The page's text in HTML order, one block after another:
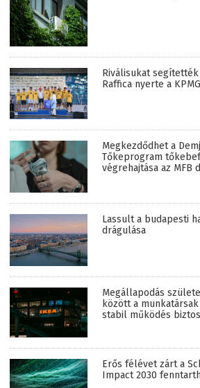
Riválisukat segítették
Raffica nyerte a
Megkezdődhet a
Tőkeprogram
végrehajtása az MFB
Lassult a budapesti
drágulása
Megállapodás
között a
stabil működés
Erős félévet zárt a
Impact 2030